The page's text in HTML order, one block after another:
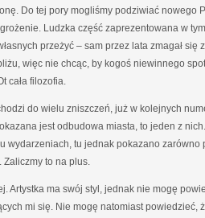
Do tej pory mogliśmy podziwiać nowego
Ludzka część zaprezentowana w
przeżyć – sam przez lata zmagał się
więc nie chcąc, by kogoś niewinnego
cała filozofia.
do wielu zniszczeń, już w kolejnych
jest odbudowa miasta, to jeden z
wydarzeniach, tu jednak pokazano zarówno
Zaliczmy to na plus.
Artystka ma swój styl, jednak nie mogę
mi się. Nie mogę natomiast powiedzieć,